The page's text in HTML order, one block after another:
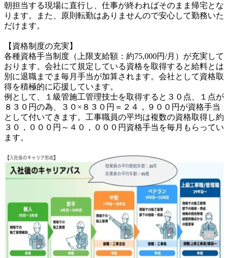
朝担当する現場に直行し、仕事が終わればそのまま帰宅とな
ります。また、原則転勤はありませんので安心して勤務いた
だけます。
【資格制度の充実】
各種資格手当制度（上限支給額：約75,000円/月）が充実して
おります。会社にて規定している資格を取得すると給料とは
別に退職までま毎月手当が加算されます。会社として資格取
得を積極的に応援しています。
例として、１級管施工管理技士を取得すると３０点、１点が
８３０円の為、３０×８３０円＝２４，９００円が資格手当
として付いてきます。工事職員の平均は複数の資格取得し約
３０，０００円～４０，０００円資格手当を毎月もらってい